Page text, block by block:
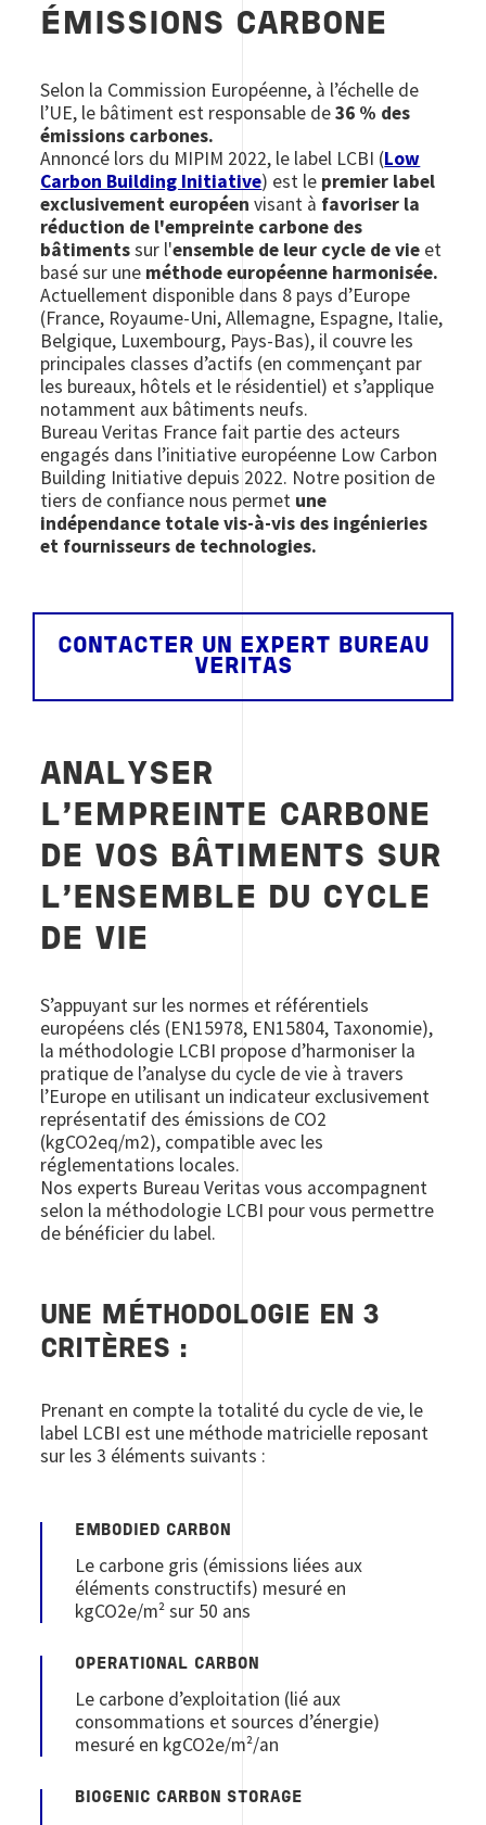
ÉMISSIONS CARBONE
Selon la Commission Européenne, à l’échelle de
l’UE, le bâtiment est responsable de36 % des
émissions carbones.
Annoncé lors du MIPIM 2022, le label LCBI (Low
Carbon Building Initiative) est le premier label
exclusivement européen visant à favoriser la
réduction de l'empreinte carbone des
bâtimentssur l'ensemble de leur cycle de vie et
basé sur une méthode européenne harmonisée.
Actuellement disponible dans 8 pays d’Europe
(France, Royaume-Uni, Allemagne, Espagne, Italie,
Belgique, Luxembourg, Pays-Bas), il couvre les
principales classes d’actifs (en commençant par
les bureaux, hôtels et le résidentiel) et s’applique
notamment aux bâtiments neufs.
Bureau Veritas France fait partie des acteurs
engagés dans l’initiative européenne Low Carbon
Building Initiative depuis 2022. Notre position de
tiers de confiance nous permet une
indépendance totale vis-à-vis des ingénieries
et fournisseurs de technologies.
CONTACTER UN EXPERT BUREAU
VERITAS
ANALYSER
L’EMPREINTE CARBONE
DE VOS BÂTIMENTS SUR
L’ENSEMBLE DU CYCLE
DE VIE
S’appuyant sur les normes et référentiels
européens clés (EN15978, EN15804, Taxonomie),
la méthodologie LCBI propose d’harmoniser la
pratique de l’analyse du cycle de vie à travers
l’Europe en utilisant un indicateur exclusivement
représentatif des émissions de CO2
(kgCO2eq/m2), compatible avec les
réglementations locales.
Nos experts Bureau Veritas vous accompagnent
selon la méthodologie LCBI pour vous permettre
de bénéficier du label.
UNE MÉTHODOLOGIE EN 3
CRITÈRES :
Prenant en compte la totalité du cycle de vie, le
label LCBI est une méthode matricielle reposant
sur les 3 éléments suivants :
EMBODIED CARBON
Le carbone gris (émissions liées aux
éléments constructifs) mesuré en
kgCO2e/m² sur 50 ans
OPERATIONAL CARBON
Le carbone d’exploitation (lié aux
consommations et sources d’énergie)
mesuré en kgCO2e/m²/an
BIOGENIC CARBON STORAGE